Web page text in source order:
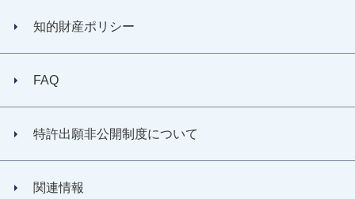
知的財産ポリシー
FAQ
特許出願非公開制度について
関連情報